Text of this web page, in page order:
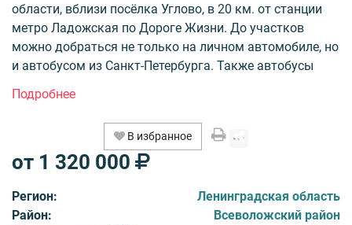
области, вблизи посёлка Углово, в 20 км. от станции
метро Ладожская по Дороге Жизни. До участков
можно добраться не только на личном автомобиле, но
и автобусом из Санкт-Петербурга. Также автобусы
откуда регулярно отправляются электрички до
города. Расстояние до КАД 17 км.
ООО «Нордис» предлагает участки, которые сразу
предоставляется ипотека «Сбербанка». Территория
поселка разделена на 62 участка площадью от 8 до 16
В избранное
от 1 320 000
Регион:
Ленинградская область
Район:
Всеволожский район